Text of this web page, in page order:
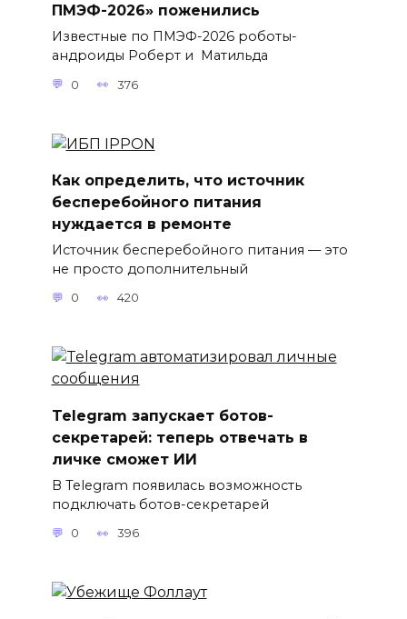
ПМЭФ-2026» поженились
Известные по ПМЭФ-2026 роботы-
андроиды Роберт и Матильда
0 376
Как определить, что источник
бесперебойного питания
нуждается в ремонте
Источник бесперебойного питания — это
не просто дополнительный
0 420
Telegram запускает ботов-
секретарей: теперь отвечать в
личке сможет ИИ
В Telegram появилась возможность
подключать ботов-секретарей
0 396